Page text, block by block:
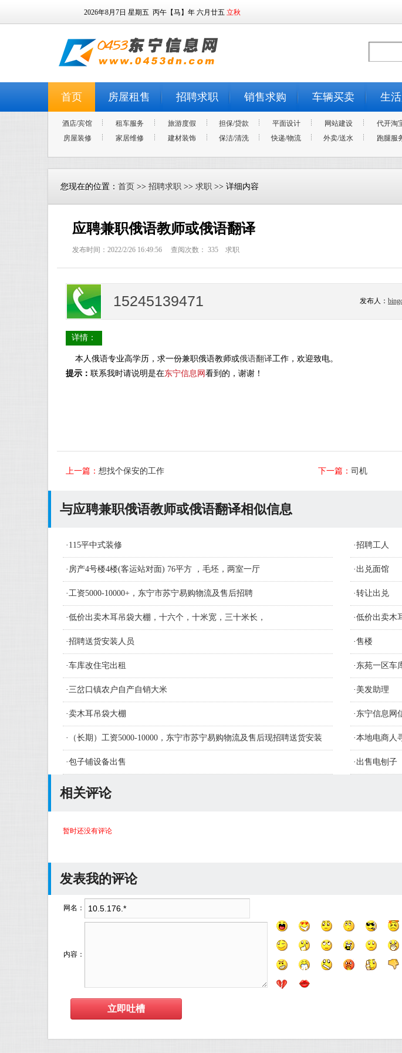
2026年8月7日 星期五 丙午【马】年 六月廿五 立秋
首页 房屋租售 招聘求职 销售求购 车辆买卖 生
酒店/宾馆 租车服务 旅游度假 担保/贷款 平面设计 网站建设 代开淘
房屋装修
家居维修 建材装饰 保洁/清洗 快递/物流 外卖/送水 跑腿服
您现在的位置： 首页 >> 招聘求职 >> 求职 >> 详细内容
应聘兼职俄语教师或俄语翻译
发布时间：2022/2/26 16:49:56 查阅次数： 335 求职
15245139471 发布人：
详情：
本人俄语专业高学历，求一份兼职俄语教师或俄语翻译工作，欢迎致电。
提示： 联系我时请说明是在东宁信息网 看到的，谢谢！
上一篇： 想找个保安的工作 下一篇： 司机
与应聘兼职俄语教师或俄语翻译相似信息
· 115平中式装修 ·招聘工人
· 房产4号楼4楼(客运站对面) 76平方 ，毛坯，两室一厅 · 出兑面馆
·工资5000-10000+，东宁市苏宁易购物流及售后招聘 ·转让出兑
·低价出卖木耳吊袋大棚，十六个，十米宽，三十米长， ·低价出卖木
材质钢管
·招聘送货安装人员 ·售楼
·车库改住宅出租 · 东苑一区车
·三岔口镇农户自产自销大米 · 美发助理
·卖木耳吊袋大棚 · 东宁信息网
识别信息的
·
（长期）工资5000-10000，东宁市苏宁易购物流及售后现招聘送货安装
人员及学徒若干名
·本地电商人
·包子铺设备出售 · 出售电刨子
相关评论
暂时还没有评论
发表我的评论
网名：
内容：